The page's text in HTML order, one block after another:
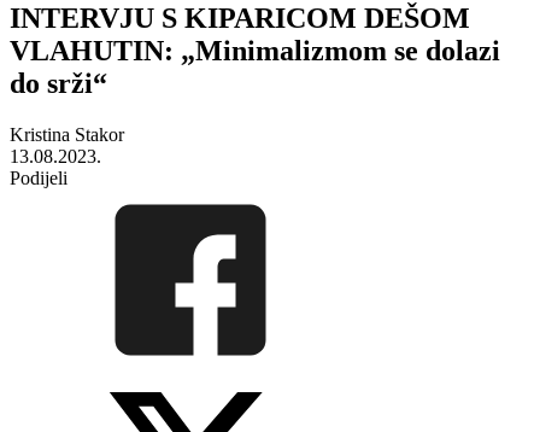
INTERVJU S KIPARICOM DEŠOM
VLAHUTIN: „Minimalizmom se dolazi
do srži“
Kristina Stakor
13.08.2023.
Podijeli